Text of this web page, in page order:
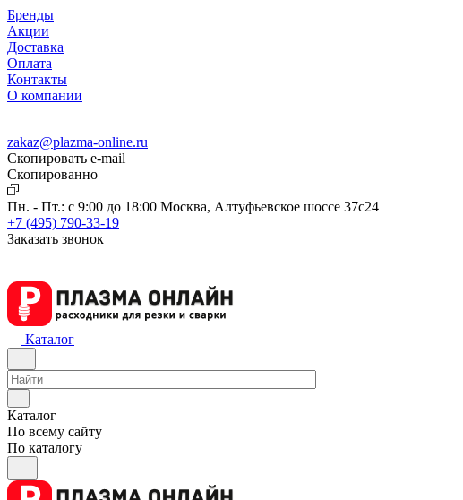
Бренды
Акции
Доставка
Оплата
Контакты
О компании
zakaz@plazma-online.ru
Скопировать e-mail
Cкопированно
Пн. - Пт.: с 9:00 до 18:00 Москва, Алтуфьевское шоссе 37с24
+7 (495) 790-33-19
Заказать звонок
Каталог
Каталог
По всему сайту
По каталогу